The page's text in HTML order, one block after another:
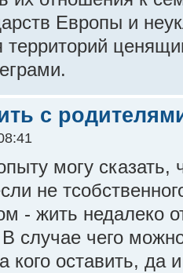
Европы и
с
могу
не
- жить недалеко
случае чего
кого оставить,